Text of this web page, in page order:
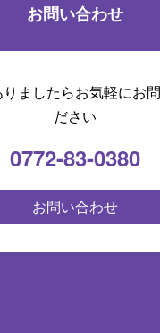
お問い合わせ
ましたらお気軽にお
ださい
0772-83-0380
お問い合わせ